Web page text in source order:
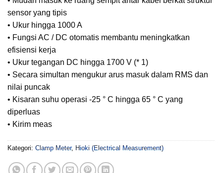
sensor yang tipis
• Ukur hingga 1000 A
• Fungsi AC / DC otomatis membantu meningkatkan
efisiensi kerja
• Ukur tegangan DC hingga 1700 V (* 1)
• Secara simultan mengukur arus masuk dalam RMS dan
nilai puncak
• Kisaran suhu operasi -25 ° C hingga 65 ° C yang
diperluas
• Kirim meas
Kategori: Clamp Meter, Hioki (Electrical Measurement)